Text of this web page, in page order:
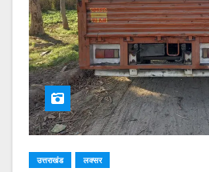
उत्तराखंड लक्सर